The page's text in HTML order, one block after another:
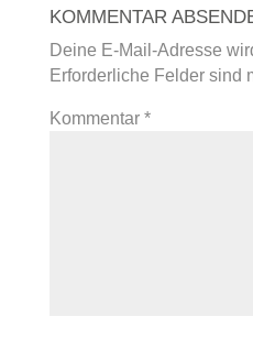
KOMMENTAR
Deine E-Mail-Adresse
Erforderliche Felder sind
Kommentar *